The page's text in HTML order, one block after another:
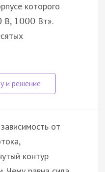
которого
В, 1000 Вт».
от
контур